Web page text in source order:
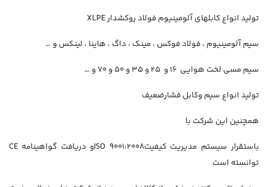
تولید انواع کابلهای آلومینیوم فولاد روکشدار XLPE
سیم آلومینیوم ، فولاد فوکس ، مینک ، داگ ، هاینا ، لینکس و …
سیم مسی لخت هوایی 16 و 25 و 35 و 50 و 70 و …
تولید انواع سیم وکابل فشارضعیف
همچنین این شرکت با
باستقرار سیستم مدیریت کیفیتISO 9001:2008و دریافت گواهینامه CE
توانسته است